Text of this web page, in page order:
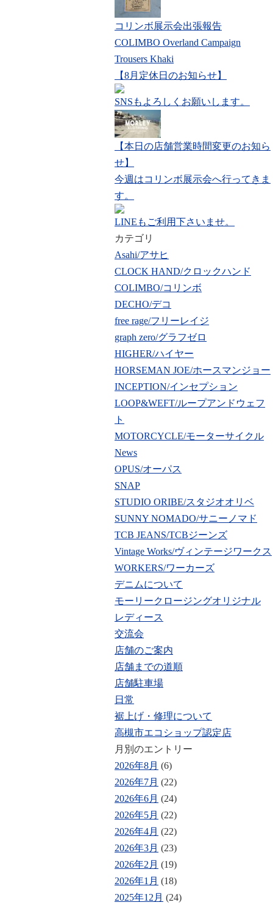
コリンボ展示会出張報告
COLIMBO Overland Campaign
Trousers Khaki
【8月定休日のお知らせ】
SNSもよろしくお願いします。
【本日の店舗営業時間変更のお知ら
せ】
今週はコリンボ展示会へ行ってきま
す。
LINEもご利用下さいませ。
カテゴリ
Asahi/アサヒ
CLOCK HAND/クロックハンド
COLIMBO/コリンボ
DECHO/デコ
free rage/フリーレイジ
graph zero/グラフゼロ
HIGHER/ハイヤー
HORSEMAN JOE/ホースマンジョー
INCEPTION/インセプション
LOOP&WEFT/ループアンドウェフ
ト
MOTORCYCLE/モーターサイクル
News
OPUS/オーパス
SNAP
STUDIO ORIBE/スタジオオリベ
SUNNY NOMADO/サニーノマド
TCB JEANS/TCBジーンズ
Vintage Works/ヴィンテージワークス
WORKERS/ワーカーズ
デニムについて
モーリークロージングオリジナル
レディース
交流会
店舗のご案内
店舗までの道順
店舗駐車場
日常
裾上げ・修理について
高槻市エコショップ認定店
月別のエントリー
2026年8月 (6)
2026年7月 (22)
2026年6月 (24)
2026年5月 (22)
2026年4月 (22)
2026年3月 (23)
2026年2月 (19)
2026年1月 (18)
2025年12月 (24)